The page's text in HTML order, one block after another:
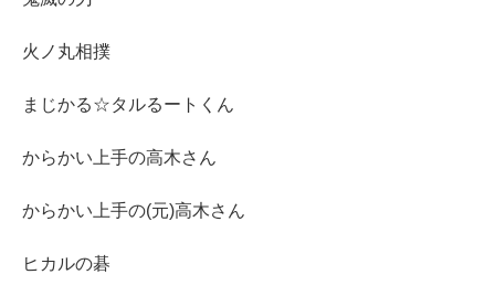
火ノ丸相撲
まじかる☆タルるートくん
からかい上手の高木さん
からかい上手の(元)高木さん
ヒカルの碁